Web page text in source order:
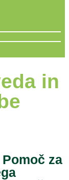
in
za